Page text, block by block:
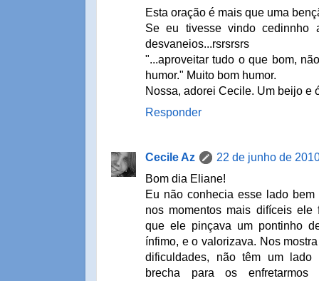
Esta oração é mais que uma
Se eu tivesse vindo cedinnho
desvaneios...rsrsrsrs
"...aproveitar tudo o que bom,
humor." Muito bom humor.
Nossa, adorei Cecile. Um beijo e
Responder
Cecile Az
22 de junho de
Bom dia Eliane!
Eu não conhecia esse lado
nos momentos mais difíceis ele
que ele pinçava um pontinho
ínfimo, e o valorizava. Nos
dificuldades, não têm um
brecha para os enfretarmos